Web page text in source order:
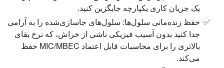
یک جریان کاری یکپارچه جایگزین کنید.
حفظ زنده‌مانی سلول‌ها: سلول‌های جاسازی‌شده را به آرامی
جدا کنید بدون آسیب فیزیکی ناشی از خراش، که نرخ بقای
بالاتری را برای محاسبات قابل اعتماد MIC/MBEC حفظ
می‌کند.